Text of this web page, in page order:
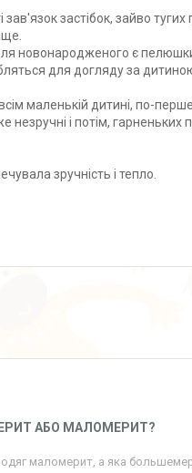
зав'язок застібок, зайво
новонародженого є
для догляду за
маленькій дитині, по-
незручні і потім,
зручність і тепло.
АБО МАЛОМЕРИТ?
маломерит, а яка